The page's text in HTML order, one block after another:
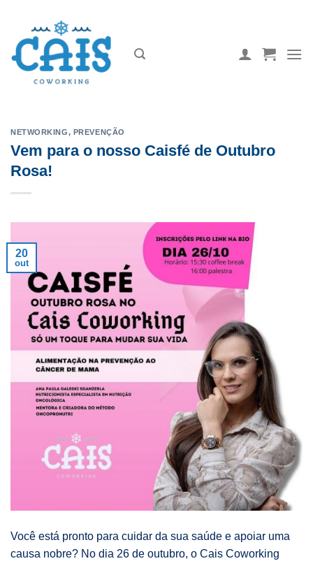
content
NETWORKING, PREVENÇÃO
Vem para o nosso Caisfé de Outubro
Rosa!
20
out
Você está pronto para cuidar da sua saúde e apoiar uma
causa nobre? No dia 26 de outubro, o Cais Coworking